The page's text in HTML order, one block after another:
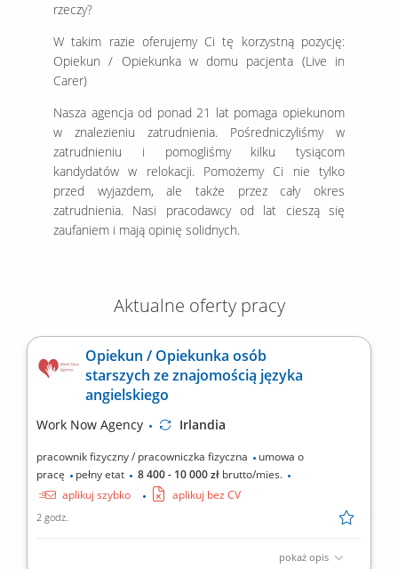
rzeczy?
W takim razie oferujemy Ci tę korzystną pozycję:
Opiekun / Opiekunka w domu pacjenta (Live in
Carer)
Nasza agencja od ponad 21 lat pomaga opiekunom
w znalezieniu zatrudnienia. Pośredniczyliśmy w
zatrudnieniu i pomogliśmy kilku tysiącom
kandydatów w relokacji. Pomożemy Ci nie tylko
przed wyjazdem, ale także przez cały okres
zatrudnienia. Nasi pracodawcy od lat cieszą się
zaufaniem i mają opinię solidnych.
Aktualne oferty pracy
Opiekun / Opiekunka osób
starszych ze znajomością języka
angielskiego
Work Now Agency Irlandia
pracownik fizyczny / pracowniczka fizyczna
umowa o
pracę
pełny etat 8 400 - 10 000 zł brutto/mies.
aplikuj szybko
aplikuj bez CV
2 godz.
pokaż opis